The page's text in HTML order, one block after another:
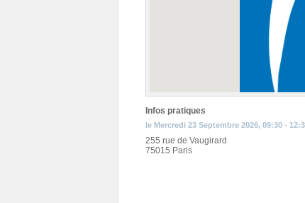
Infos pratiques
le Mercredi 23 Septembre 2026, 09:30 -
255 rue de Vaugirard
75015 Paris